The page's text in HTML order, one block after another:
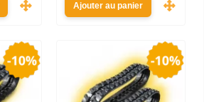
Ajouter au panier